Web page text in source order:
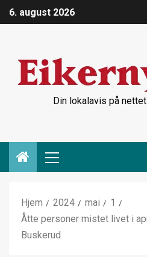
6. august 2026
Din lokalavis på
Hjem 2024 mai
1
Åtte personer mistet livet i
Buskerud